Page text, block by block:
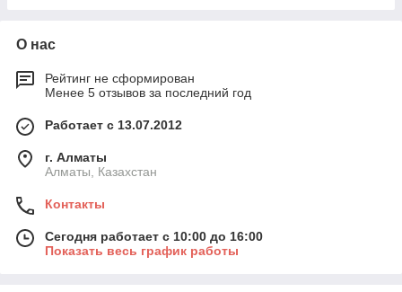
О нас
Рейтинг не сформирован
Менее 5 отзывов за последний год
Работает с 13.07.2012
г. Алматы
Алматы, Казахстан
Контакты
Сегодня работает с 10:00 до 16:00
Показать весь график работы